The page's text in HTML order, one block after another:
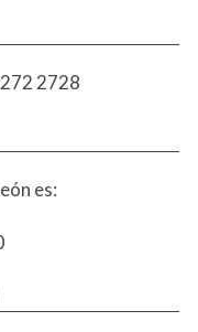
2728
es: